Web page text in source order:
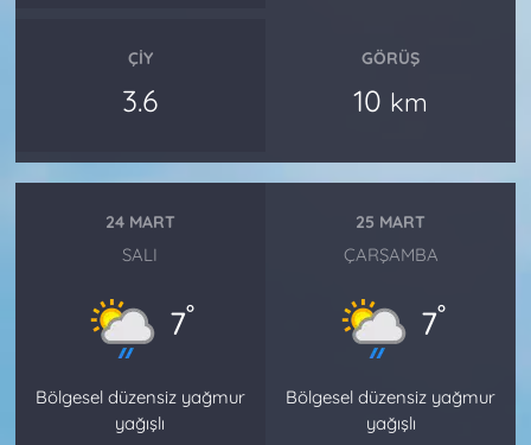
ÇIY
3.6
GÖRÜŞ
10 km
24 MART
SALI
7°
Bölgesel düzensiz yağmur
yağışlı
25 MART
ÇARŞAMBA
7°
Bölgesel düzensiz yağmur
yağışlı